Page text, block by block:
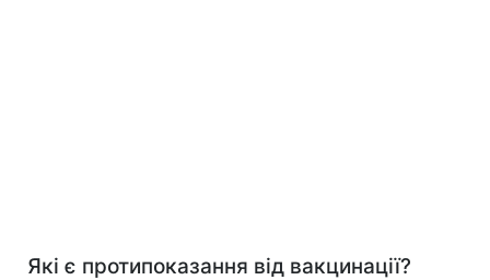
Які є протипоказання від вакцинації?